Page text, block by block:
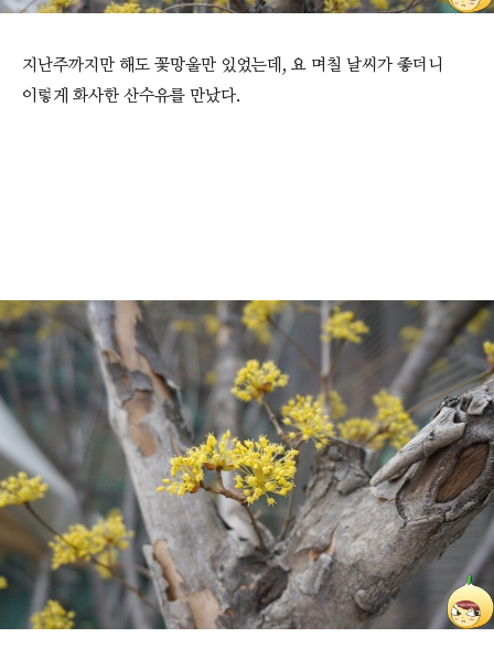
지난주까지만 해도 꽃망울만 있었는데, 요 며칠 날씨가 좋더니
이렇게 화사한 산수유를 만났다.